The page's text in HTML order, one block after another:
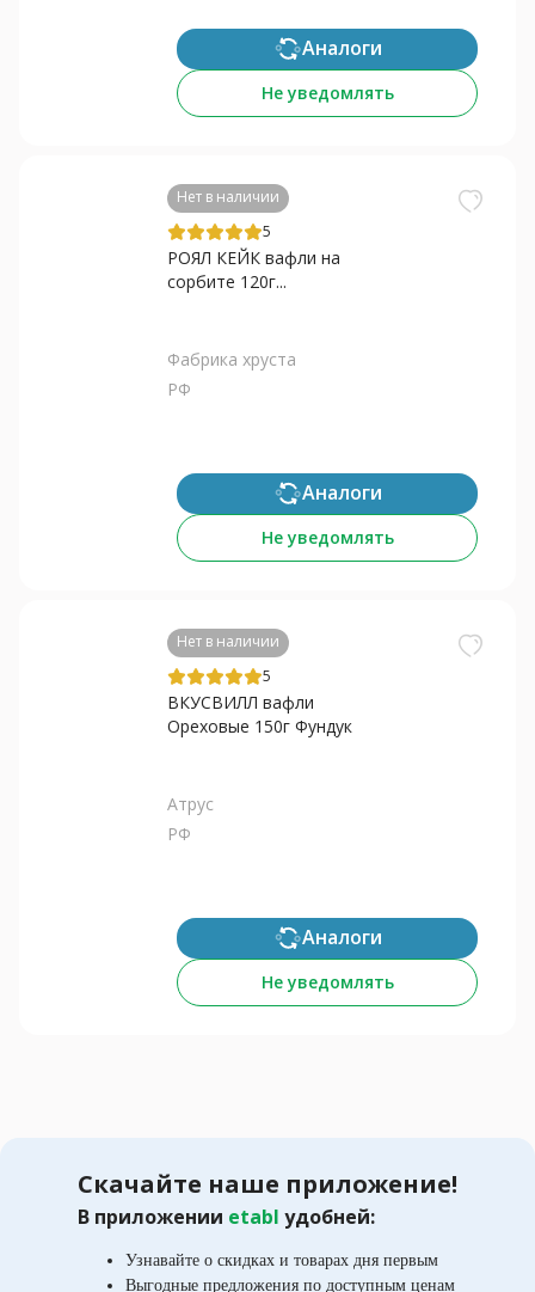
Аналоги
Не уведомлять
Нет в наличии
5
РОЯЛ КЕЙК вафли на
сорбите 120г...
Фабрика хруста
РФ
Аналоги
Не уведомлять
Нет в наличии
5
ВКУСВИЛЛ вафли
Ореховые 150г Фундук
Атрус
РФ
Аналоги
Не уведомлять
Скачайте наше приложение!
В приложении etabl удобней:
Узнавайте о скидках и товарах дня первым
Выгодные предложения по доступным ценам